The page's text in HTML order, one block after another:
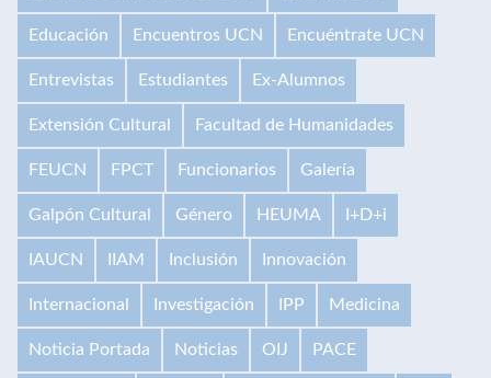
Educación Encuentros UCN Encuéntrate UCN
Entrevistas Estudiantes Ex-Alumnos
Extensión Cultural Facultad de Humanidades
FEUCN FPCT Funcionarios Galería
Galpón Cultural Género HEUMA I+D+i
IAUCN IIAM Inclusión Innovación
Internacional Investigación IPP Medicina
Noticia Portada Noticias OIJ PACE